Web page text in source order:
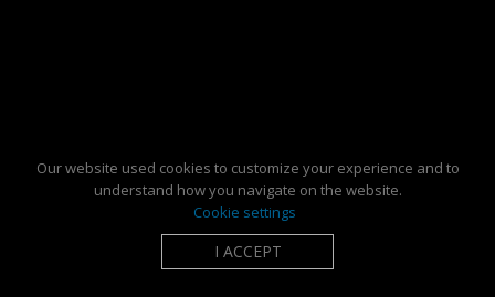
Our website used cookies to customize your experience and to
understand how you navigate on the website.
Cookie settings
I ACCEPT